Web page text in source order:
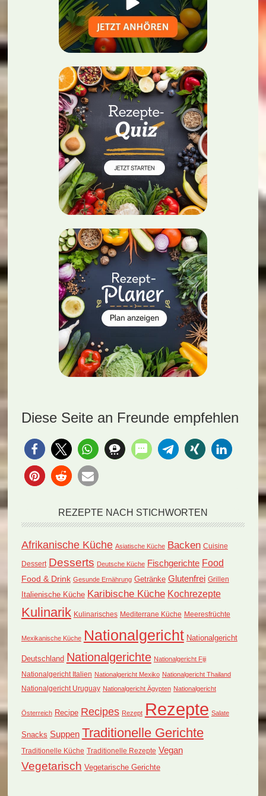
Diese Seite an Freunde empfehlen
REZEPTE NACH STICHWORTEN
Afrikanische Küche Asiatische Küche Backen Cuisine
Dessert Desserts Deutsche Küche Fischgerichte Food
Food & Drink Gesunde Ernährung Getränke Glutenfrei Grillen
Italienische Küche Karibische Küche Kochrezepte
Kulinarik Kulinarisches Mediterrane Küche Meeresfrüchte
Mexikanische Küche Nationalgericht Nationalgericht
Deutschland Nationalgerichte Nationalgericht Fiji
Nationalgericht Italien Nationalgericht Mexiko Nationalgericht Thailand
Nationalgericht Uruguay Nationalgericht Ägypten Nationalgericht
Österreich Recipe Recipes Rezept Rezepte Salate
Snacks Suppen Traditionelle Gerichte
Traditionelle Küche Traditionelle Rezepte Vegan
Vegetarisch Vegetarische Gerichte